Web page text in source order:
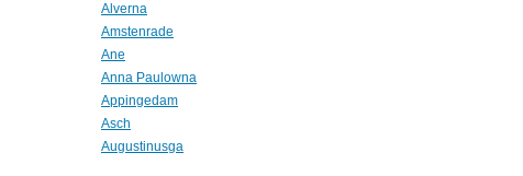
Alverna
Amstenrade
Ane
Anna Paulowna
Appingedam
Asch
Augustinusga